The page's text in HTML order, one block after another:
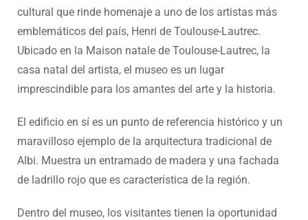
cultural que rinde homenaje a uno de los artistas más
emblemáticos del país, Henri de Toulouse-Lautrec.
Ubicado en la Maison natale de Toulouse-Lautrec, la
casa natal del artista, el museo es un lugar
imprescindible para los amantes del arte y la historia.
El edificio en sí es un punto de referencia histórico y un
maravilloso ejemplo de la arquitectura tradicional de
Albi. Muestra un entramado de madera y una fachada
de ladrillo rojo que es característica de la región.
Dentro del museo, los visitantes tienen la oportunidad